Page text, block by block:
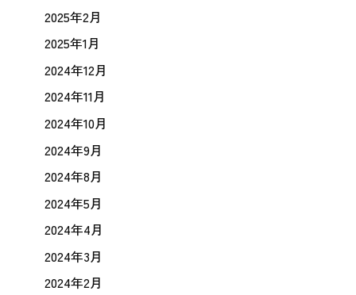
2025年2月
2025年1月
2024年12月
2024年11月
2024年10月
2024年9月
2024年8月
2024年5月
2024年4月
2024年3月
2024年2月